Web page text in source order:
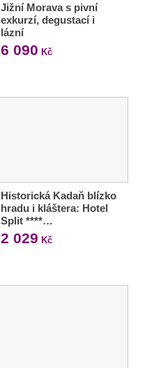
Jižní Morava s pivní
exkurzí, degustací i
lázní
6 090 Kč
Historická Kadaň blízko
hradu i kláštera: Hotel
Split ****…
2 029 Kč